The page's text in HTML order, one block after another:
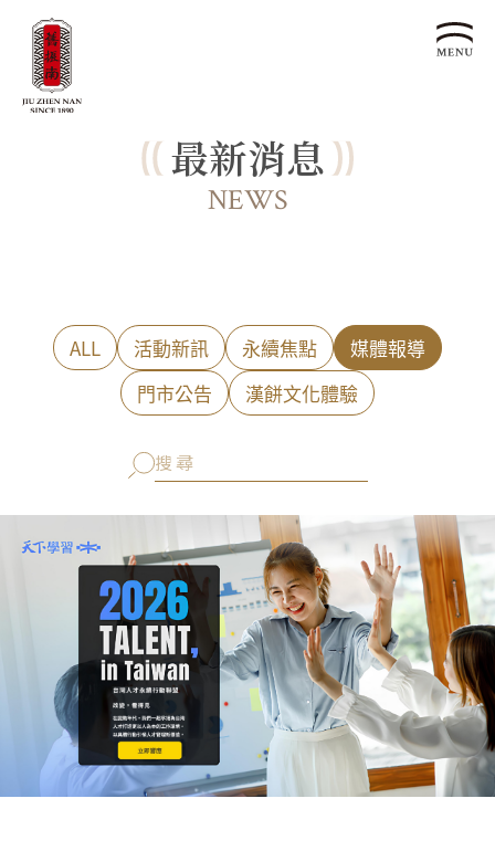
關於我們
品牌故事
認識漢餅文化
漢餅文化
文化體驗
企業客製贈禮區
喜餅預約
企業永續
企業永續發展 ESG
永續新聞集
利害關係人
最新消息
聯絡我們
全台據點
客服中心
人才招募
會員禮遇 企業客製
© 2026 JIU ZHEN NAN.CO All rights reserved
Site by 很好設計 Goods Design
最新消息
NEWS
ALL 活動新訊 永續焦點
媒體報導
門市公告
漢餅文化體驗